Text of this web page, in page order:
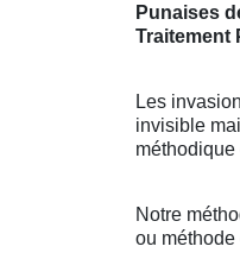
Punaises
Traitement
Les
invisible
méthodique
Notre
ou